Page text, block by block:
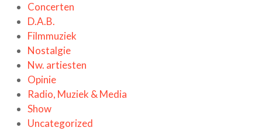
Concerten
D.A.B.
Filmmuziek
Nostalgie
Nw. artiesten
Opinie
Radio, Muziek & Media
Show
Uncategorized